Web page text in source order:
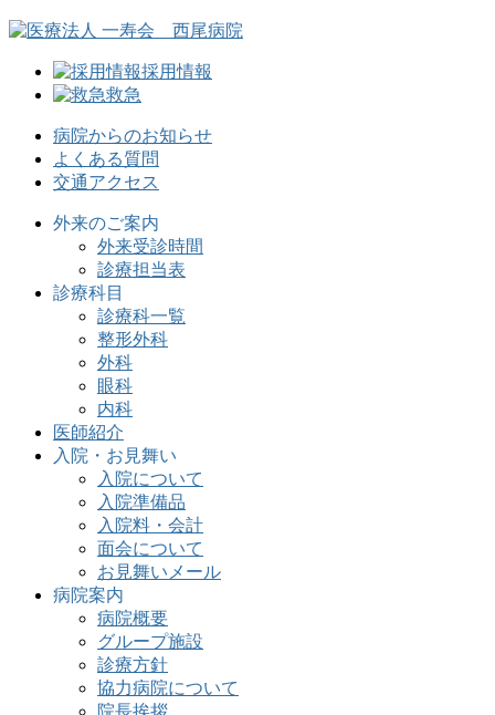
採用情報
救急
病院からのお知らせ
よくある質問
交通アクセス
外来のご案内
外来受診時間
診療担当表
診療科目
診療科一覧
整形外科
外科
眼科
内科
医師紹介
入院・お見舞い
入院について
入院準備品
入院料・会計
面会について
お見舞いメール
病院案内
病院概要
グループ施設
診療方針
協力病院について
院長挨拶